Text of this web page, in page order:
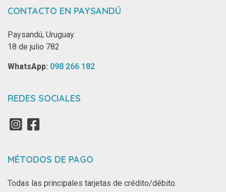
CONTACTO EN PAYSANDÚ
Paysandú, Uruguay.
18 de julio 782
WhatsApp: ‪ 098 266 182‬
REDES SOCIALES
MÉTODOS DE PAGO
Todas las principales tarjetas de crédito/débito.